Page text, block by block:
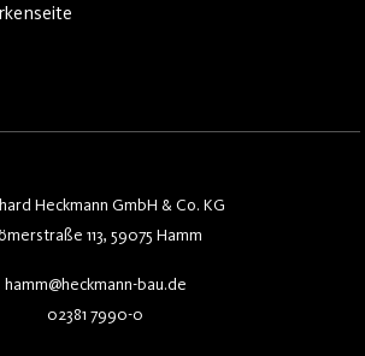
Heckmann GmbH & Co. KG
113, 59075 Hamm
hamm@heckmann-bau.de
02381 7990-0